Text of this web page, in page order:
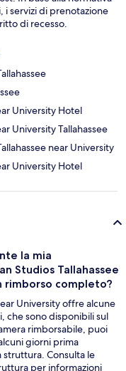
i servizi di prenotazione
di recesso.
University Hotel
University Tallahassee
near University
University Hotel
la mia
Studios Tallahassee
rimborso completo?
University offre alcune
che sono disponibili sul
rimborsabile, puoi
giorni prima
struttura. Consulta le
per informazioni